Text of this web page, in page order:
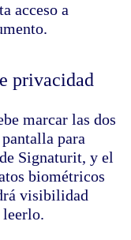
acceso a
privacidad
marcar las dos
para
Signaturit, y el
biométricos
visibilidad
leerlo.